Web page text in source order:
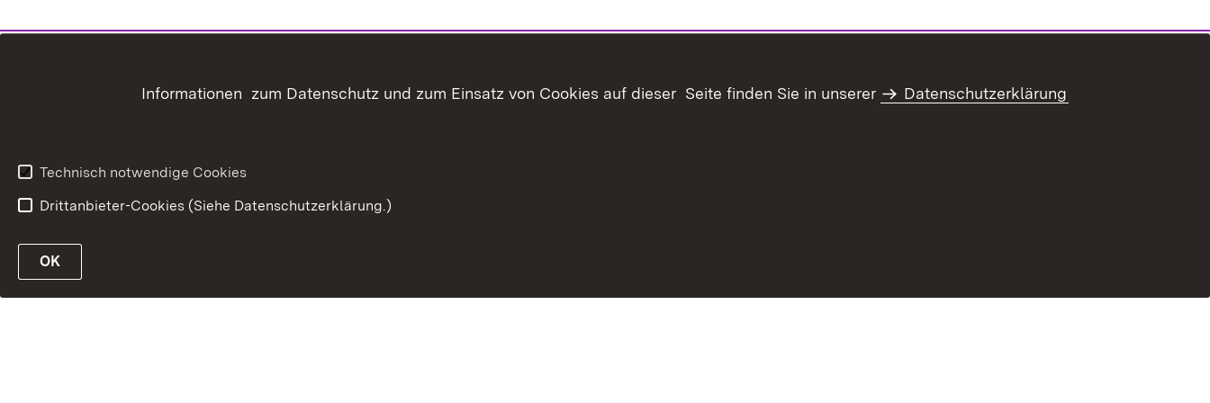
Informationen zum Datenschutz und zum Einsatz von Cookies auf dieser Seite finden Sie in unserer Datenschutzerklärung
Technisch notwendige Cookies
Drittanbieter-Cookies (Siehe Datenschutzerklärung.)
OK